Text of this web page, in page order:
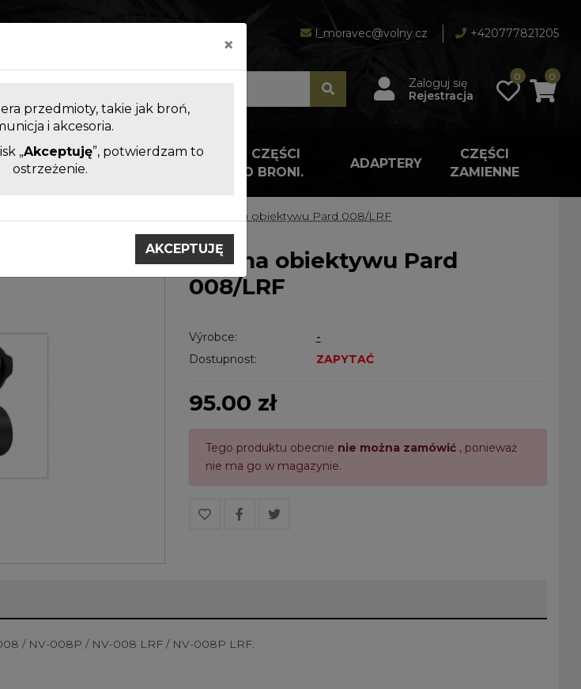
l_moravec@volny.cz +420777821205
Zaloguj się
Rejestracja
0 0
KRÓTKIEJ I
KOMORY
AKCESORIA I CZĘŚCI
ZAMIENNE DO BRONI.
ADAPTERY
CZĘŚCI
ZAMIENNE
Osłona obiektywu Pard 008/LRF
Osłona obiektywu Pard
008/LRF
Výrobce:
-
Dostupnost:
ZAPYTAĆ
95.00 zł
Tego produktu obecnie nie można zamówić , ponieważ
nie ma go w magazynie.
/ NV-008P / NV-008 LRF / NV-008P LRF.
×
przedmioty, takie jak broń,
i akcesoria.
„Akceptuję”, potwierdzam to
ostrzeżenie.
AKCEPTUJĘ